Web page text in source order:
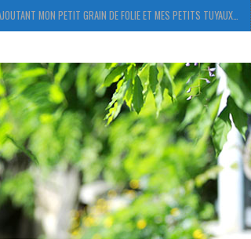
MON PETIT GRAIN DE FOLIE ET MES PETITS TUYAUX…